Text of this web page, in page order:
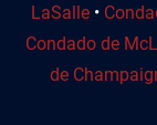
LaSalle •
Condado de
de